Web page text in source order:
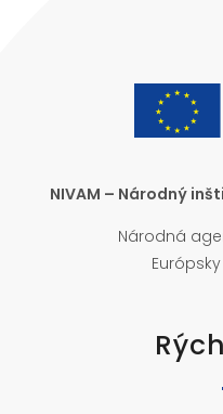
NIVAM – Národný
Národná